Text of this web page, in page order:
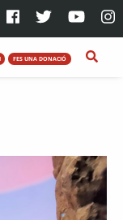
FES UNA DONACIÓ